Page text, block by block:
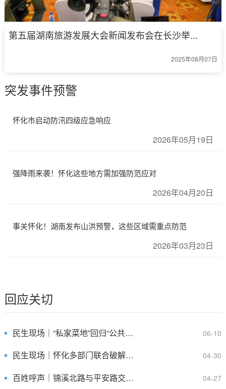
第五届湖南旅游发展大会新闻发布会在长沙举...
2025年08月07日
突发事件预警
怀化市启动防汛四级应急响应
2026年05月19日
强降雨来袭！怀化这些地方需加强防范应对
2026年04月20日
事关怀化！湖南发布山洪预警，这些区域需重点防范
2026年03月23日
回应关切
民生现场｜“私家菜地”回归“公共绿地”​ 岩堰溪6.2公里河... 06-10
民生现场｜怀化多部门联合破解可再生资源回收站点扰民难题 04-30
百姓呼声｜锦溪北路与平安路交汇处存在摊贩占道经营现象 04-27